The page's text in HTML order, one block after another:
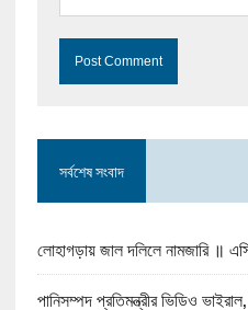
সর্বশেষ সংবাদ
লোহাগড়ায় জাল দলিলে নামজারি ॥
পানিসম্পদ প্রতিমন্ত্রীর ভিডিও